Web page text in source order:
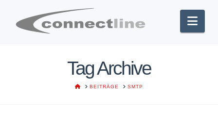
Tag Archive
HOMEBEITRÄGE SMTP